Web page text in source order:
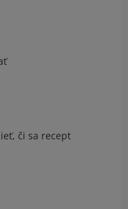
či sa recept